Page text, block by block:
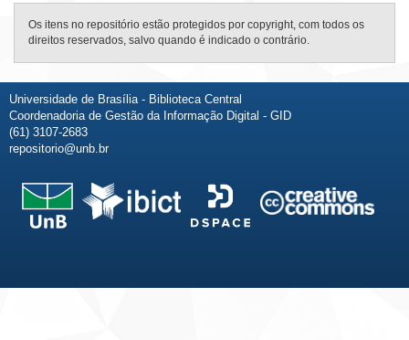
Os itens no repositório estão protegidos por copyright, com todos os
direitos reservados, salvo quando é indicado o contrário.
Universidade de Brasília - Biblioteca Central
Coordenadoria de Gestão da Informação Digital - GID
(61) 3107-2683
repositorio@unb.br